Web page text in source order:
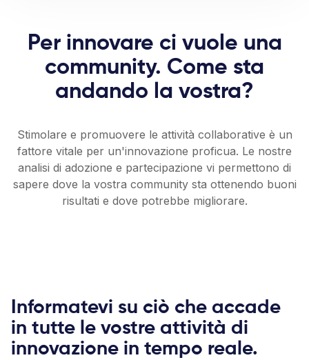
Per innovare ci vuole una
community. Come sta
andando la vostra?
Stimolare e promuovere le attività collaborative è un
fattore vitale per un'innovazione proficua. Le nostre
analisi di adozione e partecipazione vi permettono di
sapere dove la vostra community sta ottenendo buoni
risultati e dove potrebbe migliorare.
Informatevi su ciò che accade
in tutte le vostre attività di
innovazione in tempo reale.